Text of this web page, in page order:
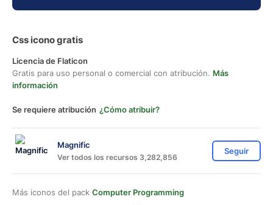
Css icono gratis
Licencia de Flaticon
Gratis para uso personal o comercial con atribución. Más
información
Se requiere atribución ¿Cómo atribuir?
Magnific
Ver todos los recursos 3,282,856
Seguir
Más iconos del pack Computer Programming